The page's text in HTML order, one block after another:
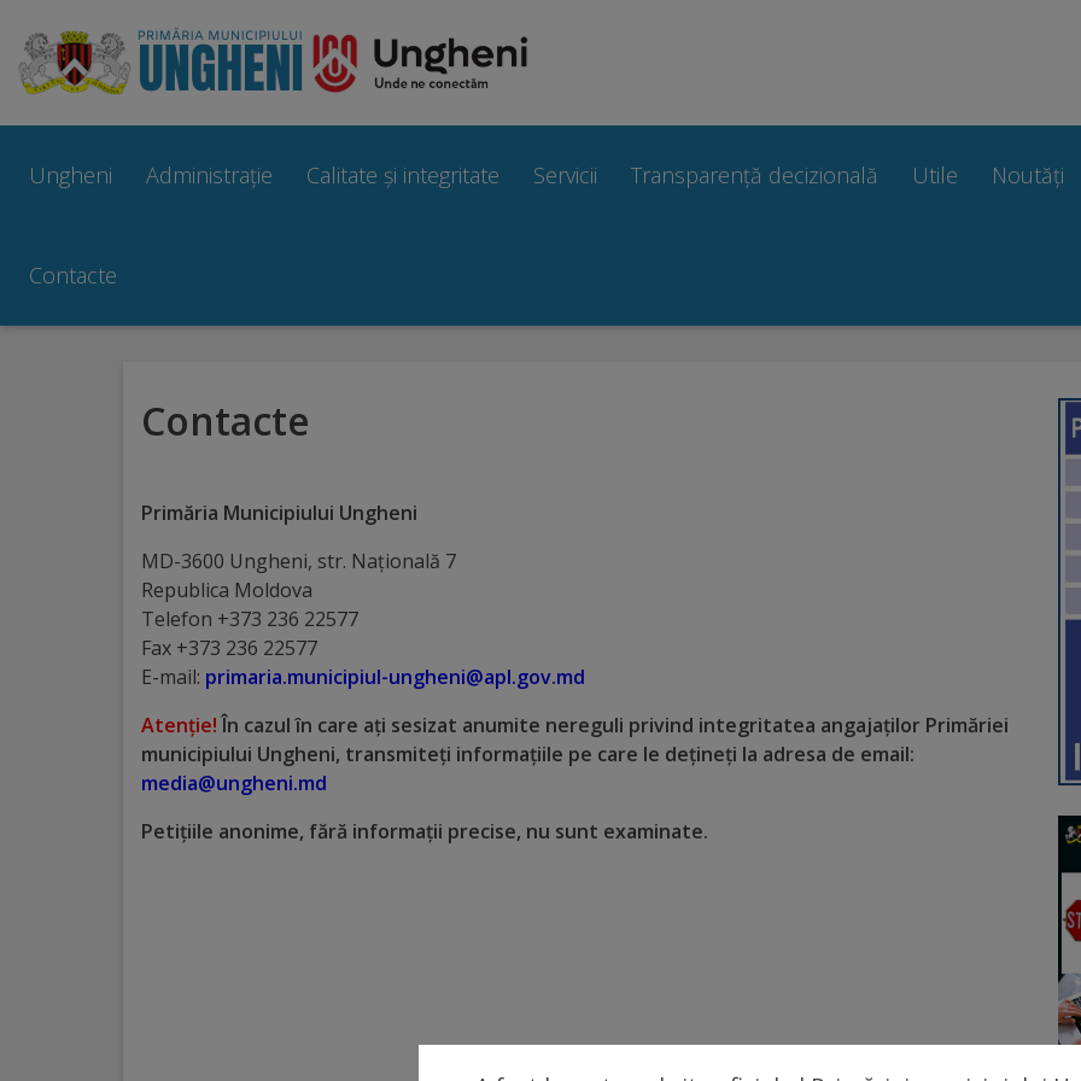
Ungheni
Prezentare
Simbolurile
orașului
brand
înfrățite
Distincții
Cetățeni
onoare
Deținători
Ungheni Administrație Calitate și integritate Servicii Transparență decizională Utile Noutăți
Contacte
Contacte
Primăria Municipiului Ungheni
MD-3600 Ungheni, str. Naţională 7
Republica Moldova
Telefon +373 236 22577
Fax +373 236 22577
E-mail: primaria.municipiul-ungheni@apl.gov.md
Atenție!În cazul în care ați sesizat anumite nereguli privind integritatea angajaților Primăriei
municipiului Ungheni, transmiteți informațiile pe care le dețineți la adresa de email:
media@ungheni.md
Petițiile anonime, fără informații precise, nu sunt examinate.